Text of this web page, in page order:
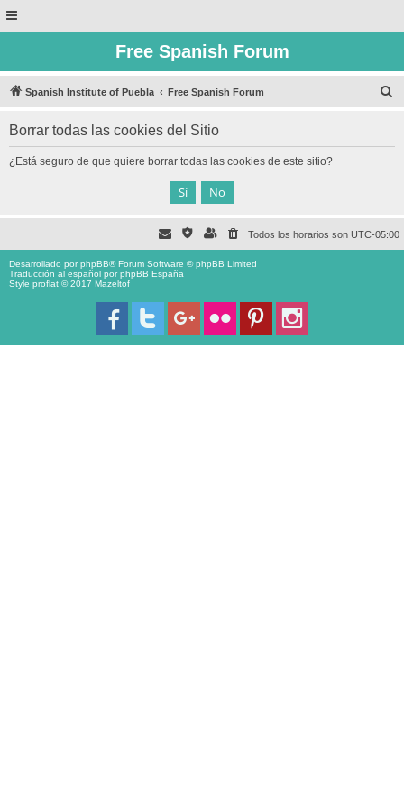
Free Spanish Forum
Spanish Institute of Puebla Free Spanish Forum
Borrar todas las cookies del Sitio
¿Está seguro de que quiere borrar todas las cookies de este sitio?
Todos los horarios son UTC-05:00
Desarrollado porphpBB® Forum Software © phpBB Limited
Traducción al español porphpBB España
Style proflat © 2017 Mazeltof